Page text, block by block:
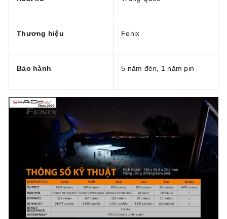
Thương hiệu Fenix
Bảo hành 5 năm đèn, 1 năm pin